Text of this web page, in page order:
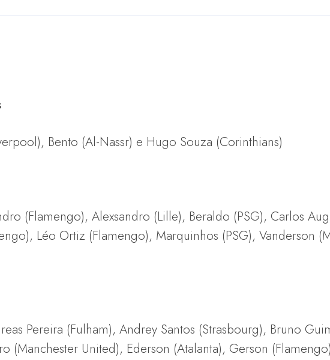
Bento (Al-Nassr) e Hugo Souza (Corinthians)
(Flamengo), Alexsandro (Lille), Beraldo (PSG), Carlos
Léo Ortiz (Flamengo), Marquinhos (PSG), Vanderson
Pereira (Fulham), Andrey Santos (Strasbourg), Bruno
(Manchester United), Ederson (Atalanta), Gerson (Flamengo)